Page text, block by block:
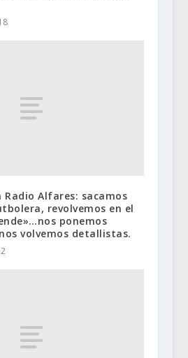
Radio Alfares: sacamos
revolvemos en el
ponemos
volvemos detallistas.